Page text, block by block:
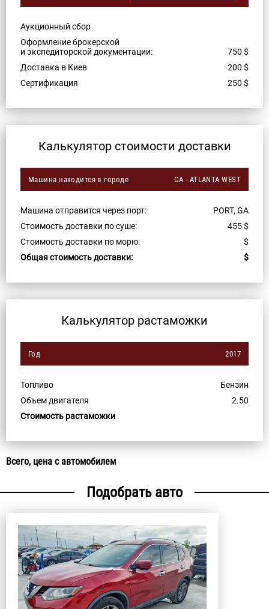
Аукционный сбор
Оформление брокерской
и экспедиторской документации:
750 $
Доставка в Киев
200 $
Сертификация
250 $
Калькулятор стоимости доставки
Машина находится в городе GA - ATLANTA WEST
Машина отправится через порт:
PORT, GA
Стоимость доставки по суше:
455$
Стоимость доставки по морю:
$
Общая стоимость доставки:
$
Калькулятор растаможки
Год 2017
Топливо
Бензин
Объем двигателя
2.50
Стоимость растаможки
Всего, цена с автомобилем
Подобрать авто